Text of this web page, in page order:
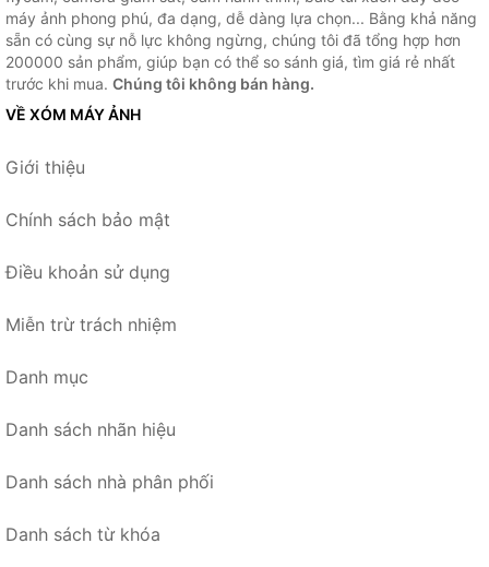
máy ảnh phong phú, đa dạng, dễ dàng lựa chọn... Bằng khả năng
sẵn có cùng sự nỗ lực không ngừng, chúng tôi đã tổng hợp hơn
200000 sản phẩm, giúp bạn có thể so sánh giá, tìm giá rẻ nhất
trước khi mua. Chúng tôi không bán hàng.
VỀ XÓM MÁY ẢNH
Giới thiệu
Chính sách bảo mật
Điều khoản sử dụng
Miễn trừ trách nhiệm
Danh mục
Danh sách nhãn hiệu
Danh sách nhà phân phối
Danh sách từ khóa